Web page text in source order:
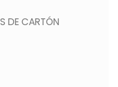
DE CARTÓN